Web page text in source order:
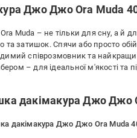
Джо Джо Ora Muda
Muda – не тільки для сну, а й
та затишок. Спячи або просто
співрозмовник та
– для ідеальної м'якості та
дакімакура Джо Джо
дакімакура Джо Джо Ora Muda